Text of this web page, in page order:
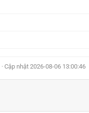
· Cập nhật 2026-08-06 13:00:46